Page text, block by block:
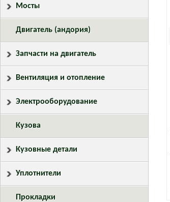
Мосты
Двигатель (андория)
Запчасти на двигатель
Вентиляция и отопление
Электрооборудование
Кузова
Кузовные детали
Уплотнители
Прокладки